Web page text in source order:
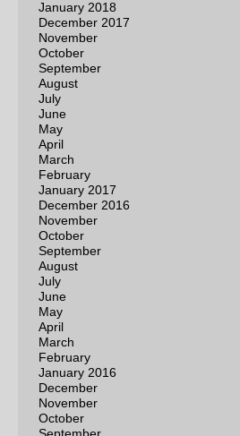
January 2018
December 2017
November
October
September
August
July
June
May
April
March
February
January 2017
December 2016
November
October
September
August
July
June
May
April
March
February
January 2016
December
November
October